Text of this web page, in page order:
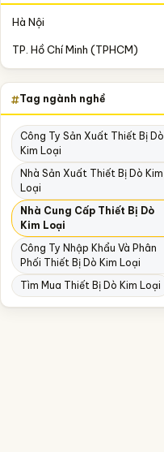
Hà Nội
TP. Hồ Chí Minh (TPHCM)
Tag ngành nghề
Công Ty Sản Xuất Thiết Bị Dò
Kim Loại
Nhà Sản Xuất Thiết Bị Dò Kim
Loại
Nhà Cung Cấp Thiết Bị Dò
Kim Loại
Công Ty Nhập Khẩu Và Phân
Phối Thiết Bị Dò Kim Loại
Tìm Mua Thiết Bị Dò Kim Loại